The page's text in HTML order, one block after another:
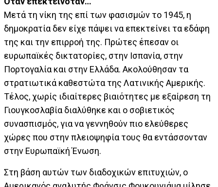
Μετά τη νίκη της επί των φασισμών το 1945, η
δημοκρατία δεν είχε πάψει να επεκτείνει τα εδάφη
της και την επιρροή της. Πρώτες έπεσαν οι
ευρωπαϊκές δικτατορίες, στην Ισπανία, στην
Πορτογαλία και στην Ελλάδα. Ακολούθησαν τα
στρατιωτικά καθεστώτα της Λατινικής Αμερικής.
Τέλος, χωρίς ιδιαίτερες βιαιότητες με εξαίρεση τη
Γιουγκοσλαβία διαλύθηκε και ο σοβιετικός
συνασπισμός, για να γεννηθούν πιο ελεύθερες
χώρες που στην πλειοψηφία τους θα εντάσσονταν
στην Ευρωπαϊκή Ένωση.
Στη βάση αυτών των διαδοχικών επιτυχιών, ο